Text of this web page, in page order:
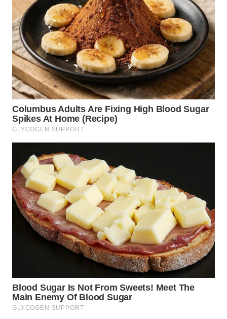
SULUT
WN
MALUKU
WN
MALUT
WN
DAIRI
WN
DANAU
TOBA
WN
NIAS
WN
LANGKAT
TAPANULI
SELATAN